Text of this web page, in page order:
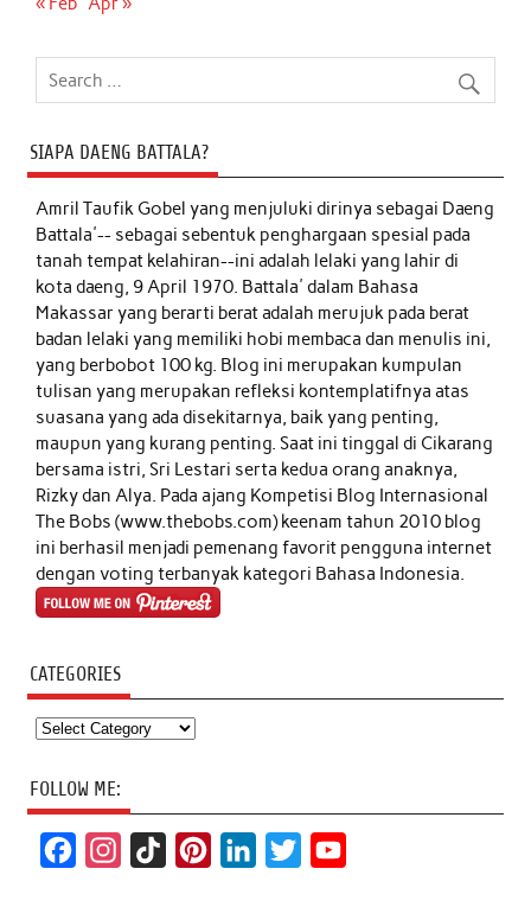
SIAPA DAENG BATTALA?
Amril Taufik Gobelyang menjuluki dirinya sebagai Daeng
Battala'-- sebagai sebentuk penghargaan spesial pada
tanah tempat kelahiran--ini adalah lelaki yang lahir di
kota daeng, 9 April 1970. Battala' dalam Bahasa
Makassar yang berarti berat adalah merujuk pada berat
badan lelaki yang memiliki hobi membaca dan menulis ini,
yang berbobot 100 kg. Blog ini merupakan kumpulan
tulisan yang merupakan refleksi kontemplatifnya atas
suasana yang ada disekitarnya, baik yang penting,
maupun yang kurang penting. Saat ini tinggal di Cikarang
bersama istri, Sri Lestari serta kedua orang anaknya,
Rizky dan Alya. Pada ajang Kompetisi Blog Internasional
The Bobs (www.thebobs.com) keenam tahun 2010 blog
ini berhasil menjadi pemenang favorit pengguna internet
dengan voting terbanyak kategori Bahasa Indonesia.
CATEGORIES
Categories
FOLLOW ME: